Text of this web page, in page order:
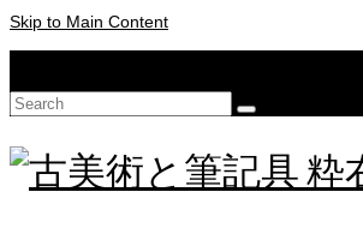
Skip to Main Content
Search